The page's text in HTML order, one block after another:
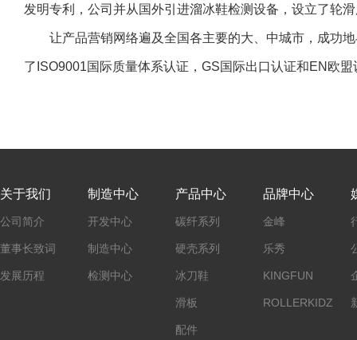
发明专利，公司并从国外引进溜冰鞋检测设备，设立了轮
让产品营销网络遍及全国各主要的大、中城市，成功
了ISO9001国际质量体系认证，GS国际出口认证和EN欧盟
关于我们
公司简介
董事长致词
发展历程
制造中心
开发中心
制造中心
检测中心
产品中心
碳纤系列
硬壳系列
冰刀鞋
滑板
配件
品牌中心
金峰
乐秀
KINGFUN
ROLLERKIDZ